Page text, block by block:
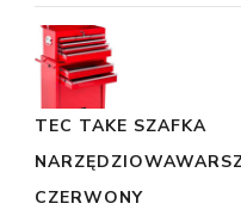
TEC TAKE SZAFKA
CZERWONY